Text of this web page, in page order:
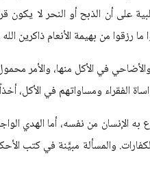
على أن الذبح أو النحر لا يكون
رزقوا من بهيمة الأنعام ذاكرين الله
في الأكل منها، والأمر
الفقراء ومساواتهم في الأكل،
به الإنسان من نفسه، أما الهدي
والمسألة مبيَّنة في كتب